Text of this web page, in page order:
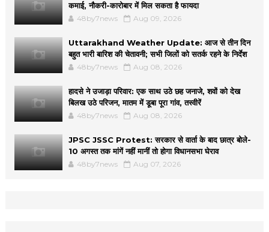
कमाई, नौकरी-कारोबार में मिल सकता है फायदा
48by7news Aug 09, 2026
Uttarakhand Weather Update: आज से तीन दिन
बहुत भारी बारिश की चेतावनी; सभी जिलों को सतर्क रहने के निर्देश
48by7news Aug 08, 2026
हादसे ने उजाड़ा परिवार: एक साथ उठे छह जनाजे, शवों को देख
बिलख उठे परिजन, मातम में डूबा पूरा गांव, तस्वीरें
48by7news Aug 08, 2026
JPSC JSSC Protest: सरकार से वार्ता के बाद छात्र बोले-
10 अगस्त तक मांगें नहीं मानीं तो होगा विधानसभा घेराव
48by7news Aug 07, 2026